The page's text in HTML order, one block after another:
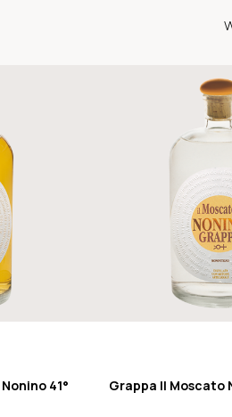
41° Grappa Il Moscato